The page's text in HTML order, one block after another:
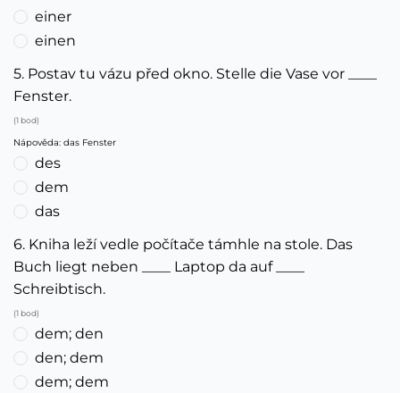
einer
einen
5. Postav tu vázu před okno. Stelle die Vase vor ____
Fenster.
(1 bod)
Nápověda: das Fenster
des
dem
das
6. Kniha leží vedle počítače támhle na stole. Das
Buch liegt neben ____ Laptop da auf ____
Schreibtisch.
(1 bod)
dem; den
den; dem
dem; dem